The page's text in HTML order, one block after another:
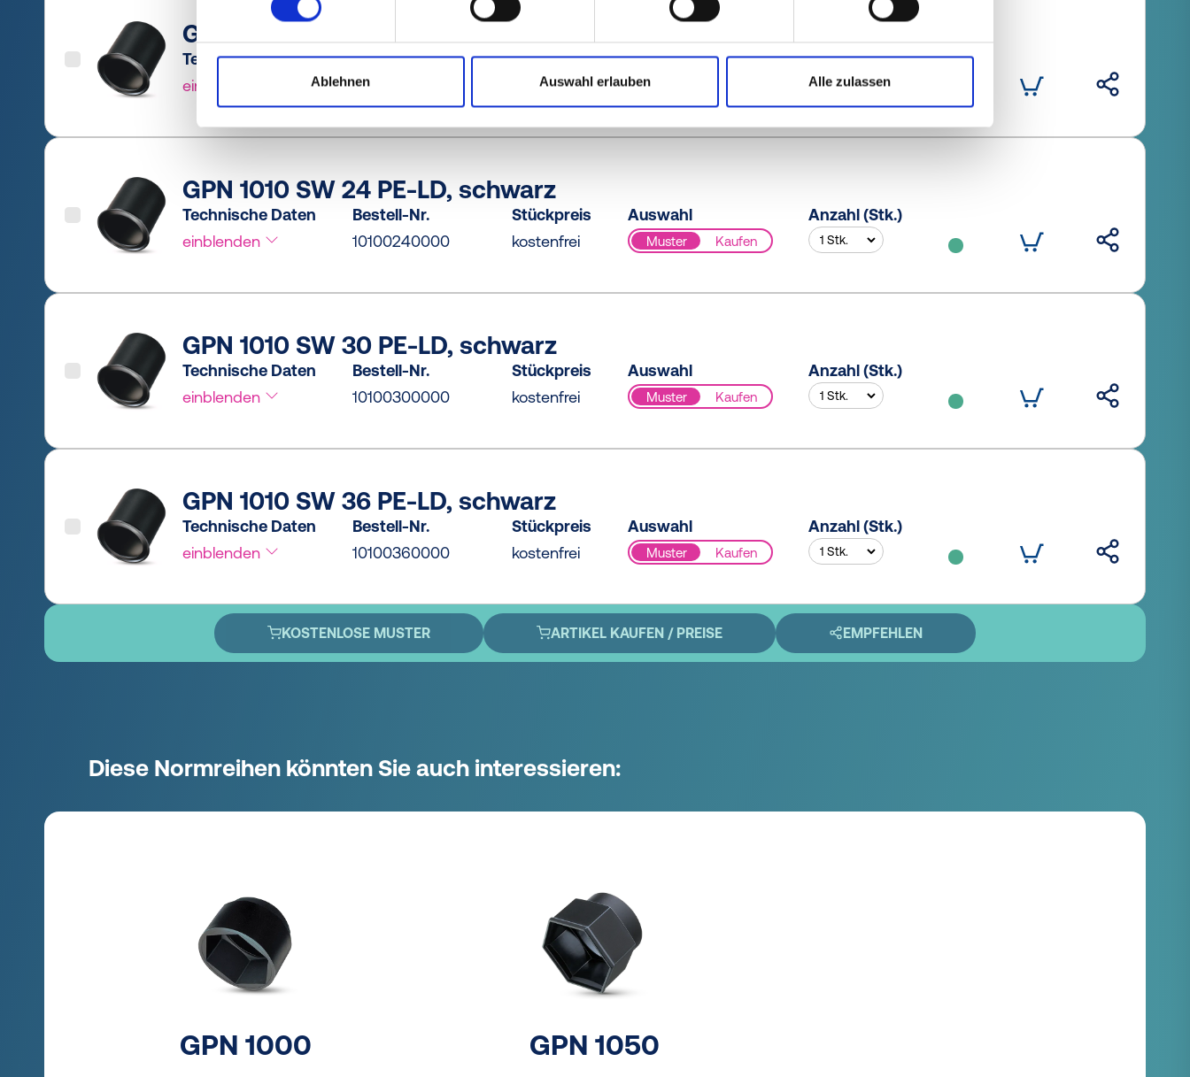
Ablehnen Auswahl erlauben Alle zulassen
GPN 1010 SW 22 PE-LD, schwarz
Technische Daten
einblenden
Bestell-Nr.
10100220000
Stückpreis
kostenfrei
Auswahl
Muster
Anzahl (Stk.)
GPN 1010 SW 24 PE-LD, schwarz
Technische Daten
einblenden
Bestell-Nr.
10100240000
Stückpreis
kostenfrei
Auswahl
Muster Kaufen
Anzahl (Stk.)
GPN 1010 SW 30 PE-LD, schwarz
Technische Daten
einblenden
Bestell-Nr.
10100300000
Stückpreis
kostenfrei
Auswahl
Muster Kaufen
Anzahl (Stk.)
GPN 1010 SW 36 PE-LD, schwarz
Technische Daten
einblenden
Bestell-Nr.
10100360000
Stückpreis
kostenfrei
Auswahl
Muster Kaufen
Anzahl (Stk.)
KOSTENLOSE MUSTER ARTIKEL KAUFEN / PREISE EMPFEHLEN
Diese Normreihen könnten Sie auch interessieren:
GPN 1000 GPN 1050